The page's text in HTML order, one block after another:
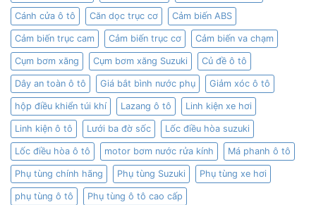
Cánh cửa ô tô Căn dọc trục cơ Cảm biến ABS
Cảm biến trục cam Cảm biến trục cơ Cảm biến va chạm
Cụm bơm xăng Cụm bơm xăng Suzuki Củ đề ô tô
Dây an toàn ô tô Giá bắt bình nước phụ Giảm xóc ô tô
hộp điều khiển túi khí Lazang ô tô Linh kiện xe hơi
Linh kiện ô tô Lưới ba đờ sốc Lốc điều hòa suzuki
Lốc điều hòa ô tô motor bơm nước rửa kính Má phanh ô tô
Phụ tùng chính hãng Phụ tùng Suzuki Phụ tùng xe hơi
phụ tùng ô tô Phụ tùng ô tô cao cấp